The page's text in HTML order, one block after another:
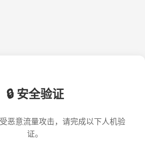
🔒 安全验证
恶意流量攻击，请完成以下人机验
证。